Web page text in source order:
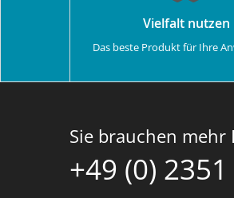
Vielfalt nutzen
Das beste Produkt für Ihre
Sie brauchen
+49 (0)